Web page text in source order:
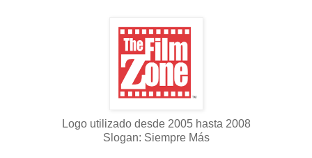
Logo utilizado desde 2005 hasta 2008
Slogan: Siempre Más